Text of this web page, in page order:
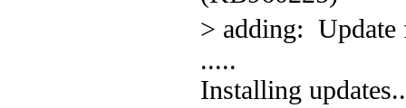
> adding:
.....
Installing